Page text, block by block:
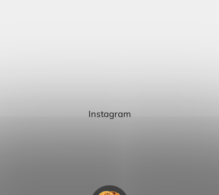
Instagram